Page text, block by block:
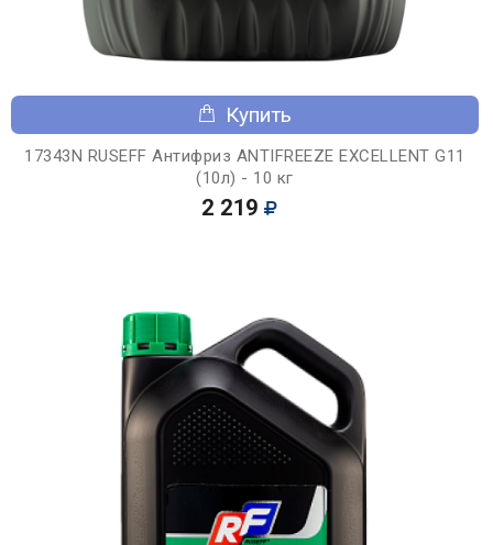
Купить
17343N RUSEFF Антифриз ANTIFREEZE EXCELLENT G11
(10л) - 10 кг
2 219